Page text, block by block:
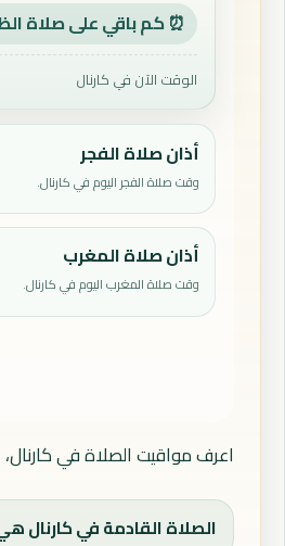
⏰ كم باقي على صلاة الظهر:
الوقت الآن في كارنال
أذان صلاة الفجر
وقت صلاة الفجر اليوم في كارنال.
أذان صلاة المغرب
وقت صلاة المغرب اليوم في كارنال.
اعرف مواقيت الصلاة في كارنال،
الصلاة القادمة في كارنال هي الظهر عند 12:28،